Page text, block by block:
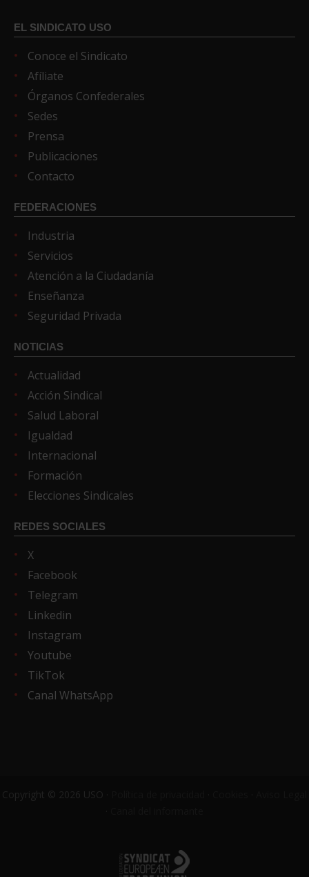
EL SINDICATO USO
Conoce el Sindicato
Afíliate
Órganos Confederales
Sedes
Prensa
Publicaciones
Contacto
FEDERACIONES
Industria
Servicios
Atención a la Ciudadanía
Enseñanza
Seguridad Privada
NOTICIAS
Actualidad
Acción Sindical
Salud Laboral
Igualdad
Internacional
Formación
Elecciones Sindicales
REDES SOCIALES
X
Facebook
Telegram
Linkedin
Instagram
Youtube
TikTok
Canal WhatsApp
Copyright © 2026 USO ·